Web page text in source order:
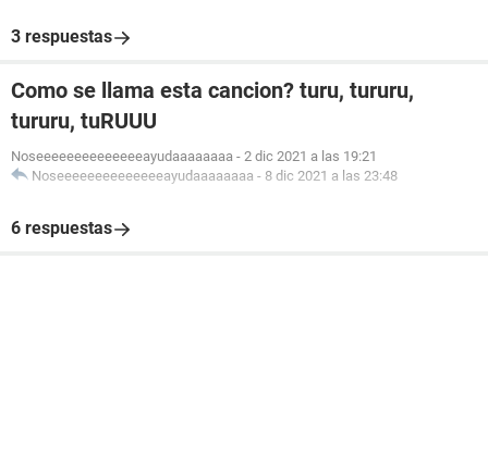
3 respuestas
Como se llama esta cancion? turu, tururu,
tururu, tuRUUU
Noseeeeeeeeeeeeeeayudaaaaaaaa - 2 dic 2021 a las 19:21
Noseeeeeeeeeeeeeeayudaaaaaaaa - 8 dic 2021 a las 23:48
6 respuestas